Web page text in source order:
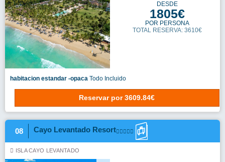
DESDE
1805€
POR PERSONA
TOTAL RESERVA: 3610€
habitacion estandar -opaca Todo Incluido
Reservar por 3609.84€
08 Cayo Levantado Resort
ISLA CAYO LEVANTADO